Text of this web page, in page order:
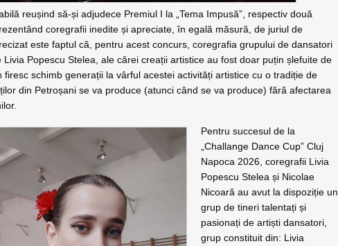
reușind să-și adjudece Premiul I la „Tema Impusă”, respectiv două
coregrafii inedite și apreciate, în egală măsură, de juriul de
este faptul că, pentru acest concurs, coregrafia grupului de dansatori
Popescu Stelea, ale cărei creații artistice au fost doar puțin șlefuite de
schimb generații la vârful acestei activități artistice cu o tradiție de
din Petroșani se va produce (atunci când se va produce) fără afectarea
Pentru succesul de la
„Challange Dance Cup” Cluj
Napoca 2026, coregrafii Livia
Popescu Stelea și Nicolae
Nicoară au avut la dispoziție un
grup de tineri talentați și
pasionați de artiști dansatori,
grup constituit din: Livia